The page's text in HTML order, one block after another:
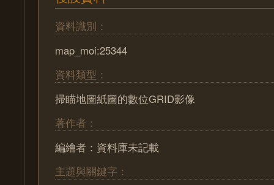
資料識別：
map_moi:25344
資料類型：
掃瞄地圖紙圖的數位GRID影像
著作者：
編繪者：資料庫未記載
主題與關鍵字：